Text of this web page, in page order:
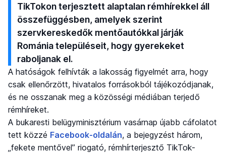
TikTokon terjesztett alaptalan rémhírekkel áll
összefüggésben, amelyek szerint
szervkereskedők mentőautókkal járják
Románia településeit, hogy gyerekeket
raboljanak el.
A hatóságok felhívták a lakosság figyelmét arra, hogy
csak ellenőrzött, hivatalos forrásokból tájékozódjanak,
és ne osszanak meg a közösségi médiában terjedő
rémhíreket.
A bukaresti belügyminisztérium vasárnap újabb cáfolatot
tett közzé Facebook-oldalán, a bejegyzést három,
„fekete mentővel” riogató, rémhírterjesztő TikTok-